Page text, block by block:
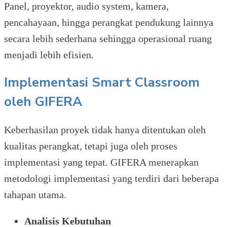
Panel, proyektor, audio system, kamera,
pencahayaan, hingga perangkat pendukung lainnya
secara lebih sederhana sehingga operasional ruang
menjadi lebih efisien.
Implementasi Smart Classroom
oleh GIFERA
Keberhasilan proyek tidak hanya ditentukan oleh
kualitas perangkat, tetapi juga oleh proses
implementasi yang tepat. GIFERA menerapkan
metodologi implementasi yang terdiri dari beberapa
tahapan utama.
Analisis Kebutuhan